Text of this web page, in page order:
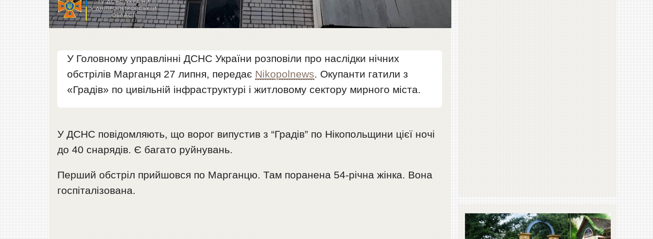
У Головному управлінні ДСНС України розповіли про наслідки нічних
обстрілів Марганця 27 липня, передає Nikopolnews. Окупанти гатили з
«Градів» по цивільній інфраструктурі і житловому сектору мирного міста.
У ДСНС повідомляють, що ворог випустив з “Градів” по Нікопольщини цієї ночі
до 40 снарядів. Є багато руйнувань.
Перший обстріл прийшовся по Марганцю. Там поранена 54-річна жінка. Вона
госпіталізована.